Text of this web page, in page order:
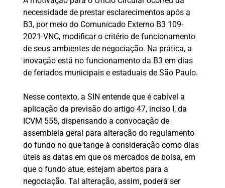
necessidade de prestar esclarecimentos após a
B3, por meio do Comunicado Externo B3 109-
2021-VNC, modificar o critério de funcionamento
de seus ambientes de negociação. Na prática, a
inovação está no funcionamento da B3 em dias
de feriados municipais e estaduais de São Paulo.
Nesse contexto, a SIN entende que é cabível a
aplicação da previsão do artigo 47, inciso I, da
ICVM 555, dispensando a convocação de
assembleia geral para alteração do regulamento
do fundo no que tange à consideração como dias
úteis as datas em que os mercados de bolsa, em
que o fundo atue, estejam abertos para a
negociação. Tal alteração, assim, poderá ser